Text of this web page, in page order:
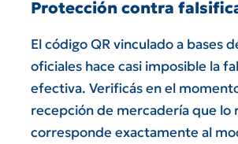
Protección contra
El código QR vinculado a bases
oficiales hace casi imposible la
efectiva. Verificás en el
recepción de mercadería que lo
corresponde exactamente al